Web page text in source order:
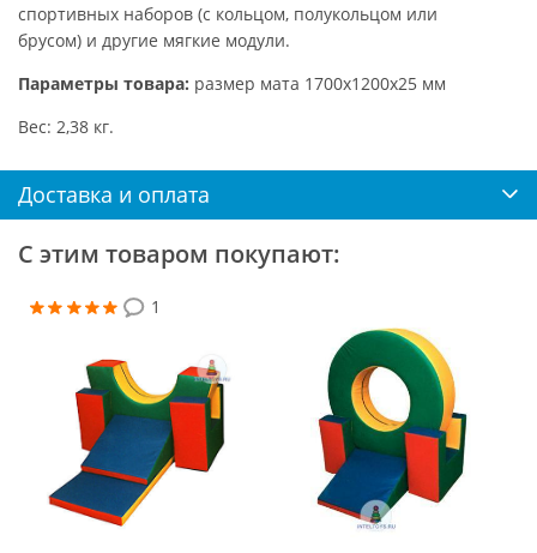
спортивных наборов (с кольцом, полукольцом или
брусом) и другие мягкие модули.
Параметры товара: размер мата 1700х1200х25 мм
Вес: 2,38 кг.
Доставка и оплата
С этим товаром покупают:
1